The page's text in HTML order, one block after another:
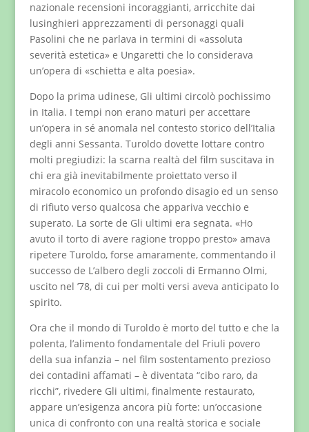
nazionale recensioni incoraggianti, arricchite dai
lusinghieri apprezzamenti di personaggi quali
Pasolini che ne parlava in termini di «assoluta
severità estetica» e Ungaretti che lo considerava
un’opera di «schietta e alta poesia».
Dopo la prima udinese, Gli ultimi circolò pochissimo
in Italia. I tempi non erano maturi per accettare
un’opera in sé anomala nel contesto storico dell’Italia
degli anni Sessanta. Turoldo dovette lottare contro
molti pregiudizi: la scarna realtà del film suscitava in
chi era già inevitabilmente proiettato verso il
miracolo economico un profondo disagio ed un senso
di rifiuto verso qualcosa che appariva vecchio e
superato. La sorte de Gli ultimi era segnata. «Ho
avuto il torto di avere ragione troppo presto» amava
ripetere Turoldo, forse amaramente, commentando il
successo de L’albero degli zoccoli di Ermanno Olmi,
uscito nel ’78, di cui per molti versi aveva anticipato lo
spirito.
Ora che il mondo di Turoldo è morto del tutto e che la
polenta, l’alimento fondamentale del Friuli povero
della sua infanzia – nel film sostentamento prezioso
dei contadini affamati – è diventata “cibo raro, da
ricchi”, rivedere Gli ultimi, finalmente restaurato,
appare un’esigenza ancora più forte: un’occasione
unica di confronto con una realtà storica e sociale